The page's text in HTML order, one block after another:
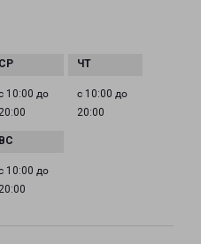
10:00 до
20:00
с 10:00 до
20:00
10:00 до
20:00